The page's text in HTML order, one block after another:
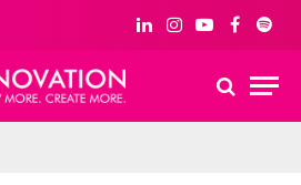
LinkedInInstagram
YouTubeFacebook